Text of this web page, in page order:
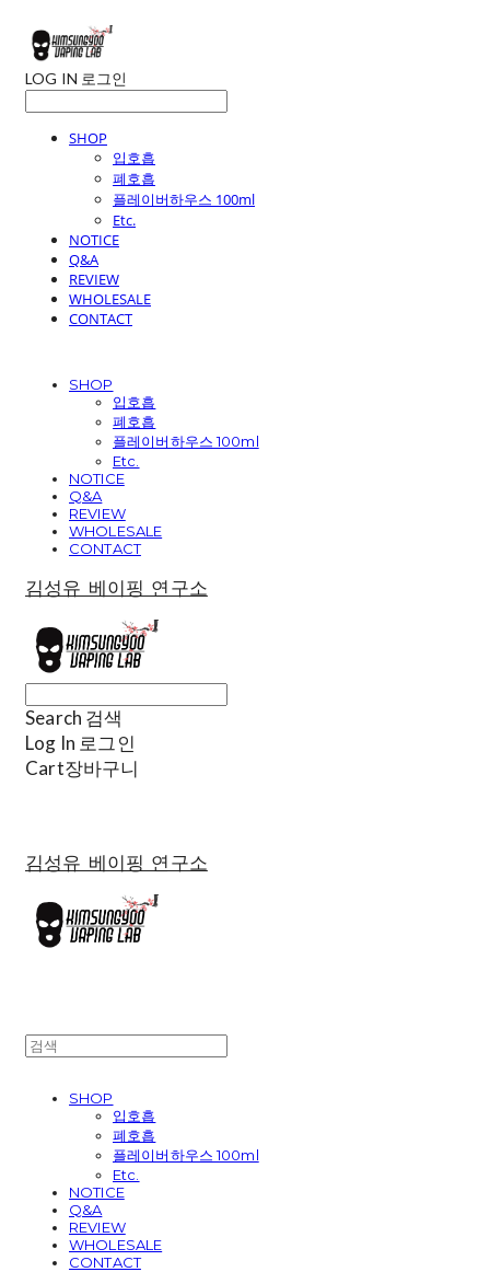
LOG IN 로그인
SHOP
입호흡
폐호흡
플레이버하우스 100ml
Etc.
NOTICE
Q&A
REVIEW
WHOLESALE
CONTACT
SHOP
입호흡
폐호흡
플레이버하우스 100ml
Etc.
NOTICE
Q&A
REVIEW
WHOLESALE
CONTACT
김성유 베이핑 연구소
Search 검색
Log In 로그인
Cart장바구니
김성유 베이핑 연구소
SHOP
입호흡
폐호흡
플레이버하우스 100ml
Etc.
NOTICE
Q&A
REVIEW
WHOLESALE
CONTACT